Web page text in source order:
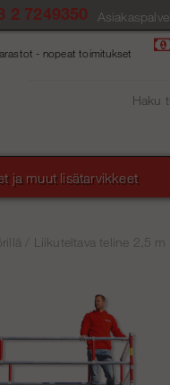
2 7249350
- nopeat toimitukset
ja muut lisätarvikkeet
Liikuteltava teline 2,5 m